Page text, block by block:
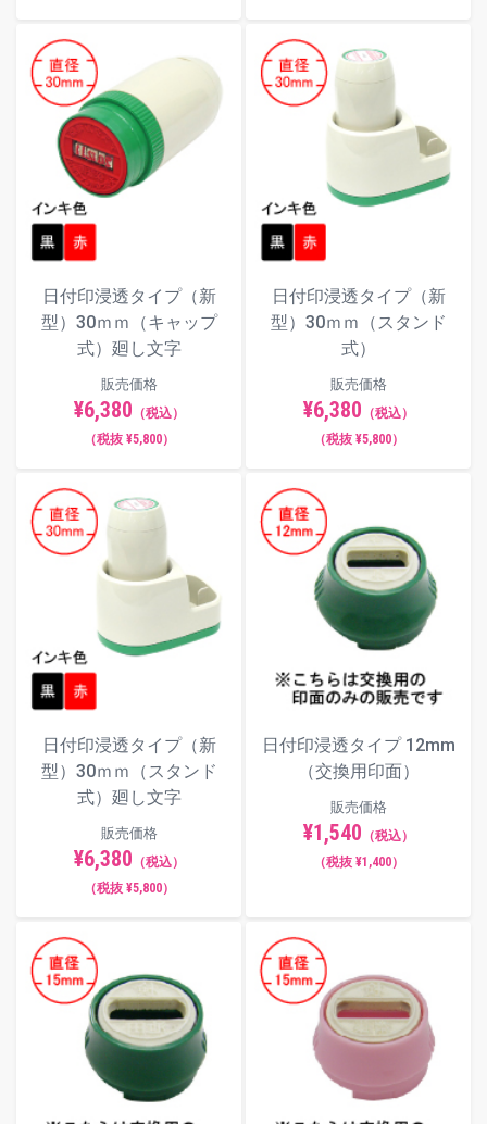
日付印浸透タイプ（新
型）30ｍｍ（キャップ
式）廻し文字
販売価格
¥6,380 （税込）
（税抜 ¥5,800）
日付印浸透タイプ（新
型）30ｍｍ（スタンド
式）
販売価格
¥6,380 （税込）
（税抜 ¥5,800）
日付印浸透タイプ（新
型）30ｍｍ（スタンド
式）廻し文字
販売価格
¥6,380 （税込）
（税抜 ¥5,800）
日付印浸透タイプ 12mm
（交換用印面）
販売価格
¥1,540 （税込）
（税抜 ¥1,400）